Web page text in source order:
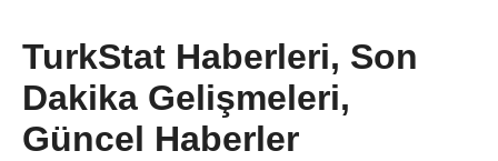
TurkStat Haberleri, Son
Dakika Gelişmeleri,
Güncel Haberler